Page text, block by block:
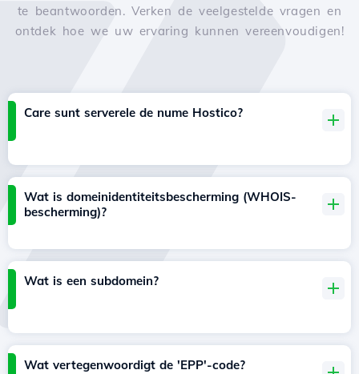
te beantwoorden. Verken de veelgestelde vragen en
ontdek hoe we uw ervaring kunnen vereenvoudigen!
Care sunt serverele de nume Hostico?
Wat is domeinidentiteitsbescherming (WHOIS-
bescherming)?
Wat is een subdomein?
Wat vertegenwoordigt de 'EPP'-code?